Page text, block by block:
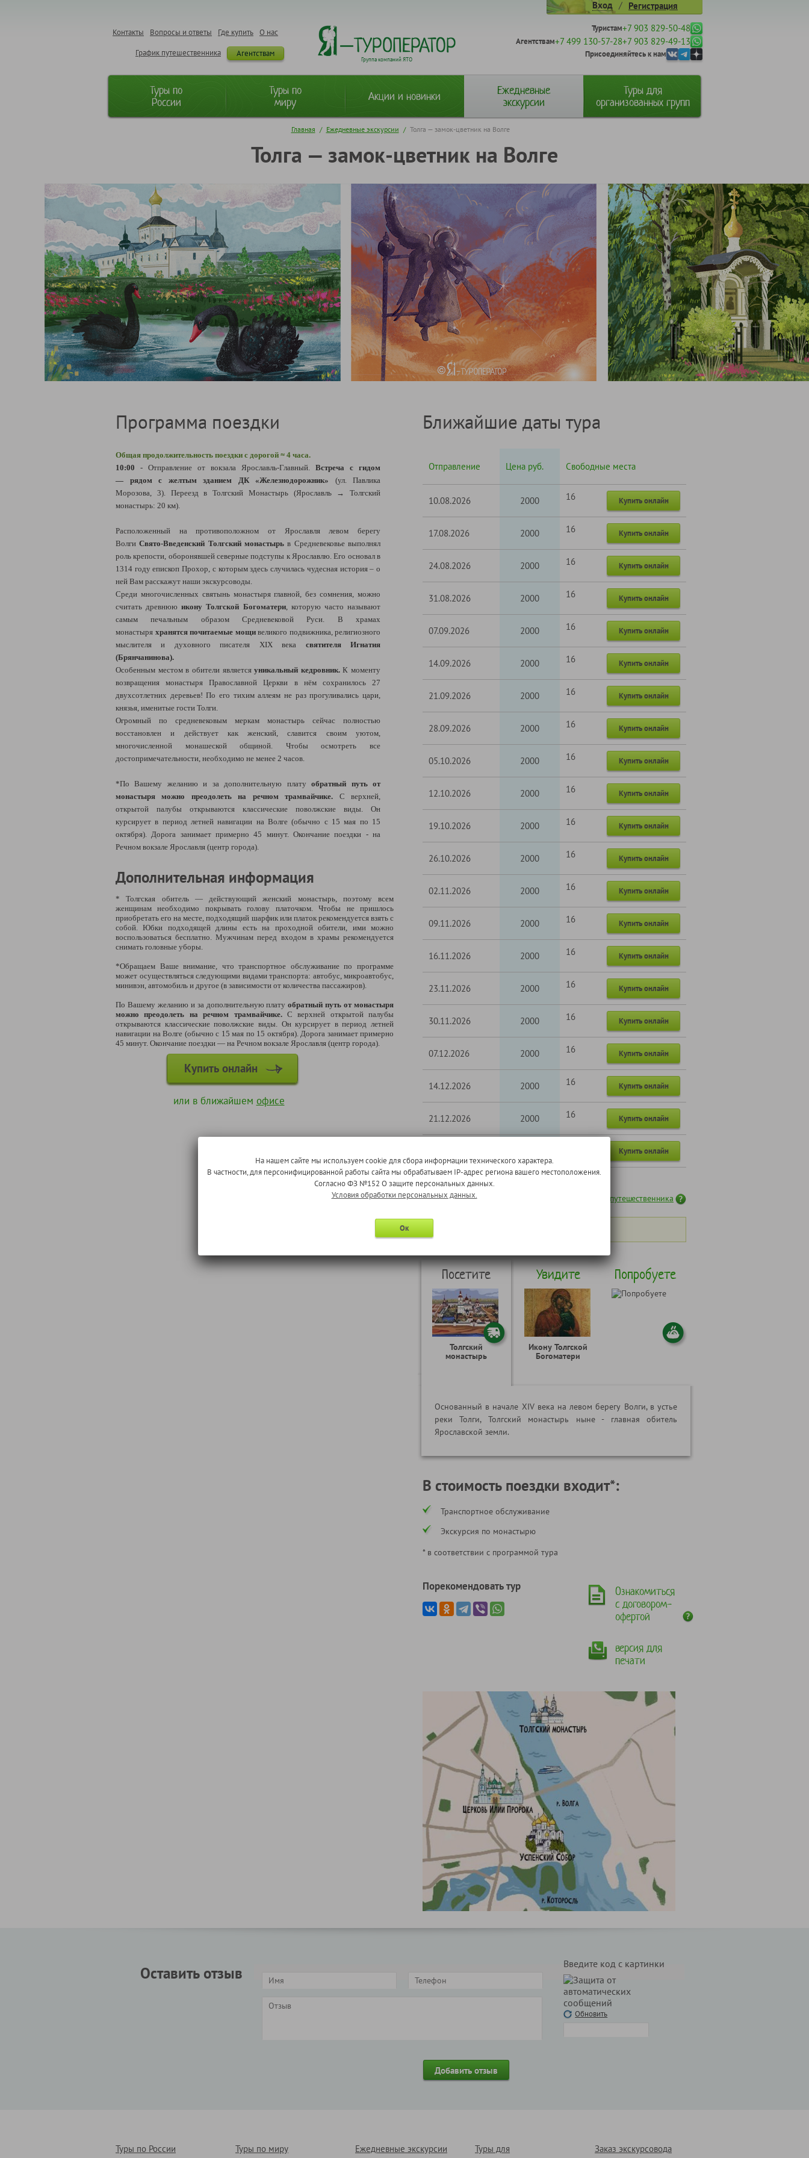
Вход / Регистрация
О нас
Где купить
Вопросы и ответы
Контакты
Агентствам
График путешественника
Группа компаний ЯТО
Туристам+7 903 829-50-48
Агентствам+7 499 130-57-28+7 903 829-49-13
Присоединяйтесь к нам
Туры по
России
Туры по
миру
Акции и новинки
Ежедневные
экскурсии
Туры для
организованных групп
Главная / Ежедневные экскурсии / Толга — замок-цветник на Волге
Толга — замок-цветник на Волге
Программа поездки
Общая продолжительность поездки с дорогой ≈ 4 часа.
10:00 - Отправление от вокзала Ярославль-Главный. Встреча с гидом
— рядом с желтым зданием ДК «Железнодорожник» (ул. Павлика
Морозова, 3). Переезд в Толгский Монастырь (Ярославль → Толгский
монастырь: 20 км).
Расположенный на противоположном от Ярославля левом берегу
ВолгиСвято-Введенский Толгский монастырь в Средневековье выполнял
роль крепости, оборонявшей северные подступы к Ярославлю. Его основал в
1314 году епископ Прохор, с которым здесь случилась чудесная история – о
ней Вам расскажут наши экскурсоводы.
Среди многочисленных святынь монастыря главной, без сомнения, можно
считать древнююикону Толгской Богоматери, которую часто называют
самым печальным образом Средневековой Руси. В храмах
монастыря хранятся почитаемые мощивеликого подвижника, религиозного
мыслителя и духовного писателя XIX века святителя Игнатия
(Брянчанинова).
Особенным местом в обители являетсяуникальный кедровник.К моменту
возвращения монастыря Православной Церкви в нём сохранилось 27
двухсотлетних деревьев! По его тихим аллеям не раз прогуливались цари,
князья, именитые гости Толги.
Огромный по средневековым меркам монастырь сейчас полностью
восстановлен и действует как женский, славится своим уютом,
многочисленной монашеской общиной. Чтобы осмотреть все
достопримечательности, необходимо не менее 2 часов.
*По Вашему желанию и за дополнительную платуобратный путь от
монастыря можно преодолеть на речном трамвайчике. С верхней,
открытой палубы открываются классические поволжские виды. Он
курсирует в период летней навигации на Волге (обычно с 15 мая по 15
октября). Дорога занимает примерно 45 минут. Окончание поездки - на
Речном вокзале Ярославля (центр города).
Дополнительная информация
* Толгская обитель — действующий женский монастырь, поэтому всем
женщинам необходимо покрывать голову платочком. Чтобы не пришлось
приобретать его на месте, подходящий шарфик или платок рекомендуется взять с
собой. Юбки подходящей длины есть на проходной обители, ими можно
воспользоваться бесплатно. Мужчинам перед входом в храмы рекомендуется
снимать головные уборы.
*Обращаем Ваше внимание, что транспортное обслуживание по программе
может осуществляться следующими видами транспорта: автобус, микроавтобус,
минивэн, автомобиль и другое (в зависимости от количества пассажиров).
По Вашему желанию и за дополнительную платуобратный путь от монастыря
можно преодолеть на речном трамвайчике.С верхней открытой палубы
открываются классические поволжские виды. Он курсирует в период летней
навигации на Волге (обычно с 15 мая по 15 октября). Дорога занимает примерно
45 минут. Окончание поездки — на Речном вокзале Ярославля (центр города).
Купить онлайн
или в ближайшем офисе
Ближайшие даты тура
Отправление Цена руб. Свободные места
10.08.2026 2000 16 Купить онлайн
17.08.2026 2000 16 Купить онлайн
24.08.2026 2000 16 Купить онлайн
31.08.2026 2000 16 Купить онлайн
07.09.2026 2000 16 Купить онлайн
14.09.2026 2000 16 Купить онлайн
21.09.2026 2000 16 Купить онлайн
28.09.2026 2000 16 Купить онлайн
05.10.2026 2000 16 Купить онлайн
12.10.2026 2000 16 Купить онлайн
19.10.2026 2000 16 Купить онлайн
26.10.2026 2000 16 Купить онлайн
02.11.2026 2000 16 Купить онлайн
09.11.2026 2000 16 Купить онлайн
16.11.2026 2000 16 Купить онлайн
23.11.2026 2000 16 Купить онлайн
30.11.2026 2000 16 Купить онлайн
07.12.2026 2000 16 Купить онлайн
14.12.2026 2000 16 Купить онлайн
21.12.2026 2000 16 Купить онлайн
Купить онлайн
График путешественника
Посетите
Толгский
монастырь
Увидите
Икону Толгской
Богоматери
Попробуете
Основанный в начале XIV века на левом берегу Волги, в устье
реки Толги, Толгский монастырь ныне - главная обитель
Ярославской земли.
В стоимость поездки входит*:
Транспортное обслуживание
Экскурсия по монастырю
* в соответствии c программой тура
Порекомендовать тур
Ознакомиться
с договором-
офертой
версия для
печати
Оставить отзыв
Введите код с картинки
Обновить
Туры по России Туры по миру Ежедневные экскурсии
Туры для
Заказ экскурсовода
На нашем сайте мы используем cookie для сбора информации технического характера.
В частности, для персонифицированной работы сайта мы обрабатываем IP-адрес региона вашего местоположения.
Согласно ФЗ №152 О защите персональных данных.
Условия обработки персональных данных.
Ок